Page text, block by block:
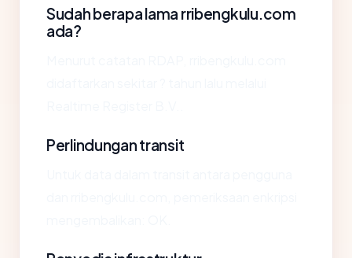
Sudah berapa lama rribengkulu.com
ada?
Perlindungan transit